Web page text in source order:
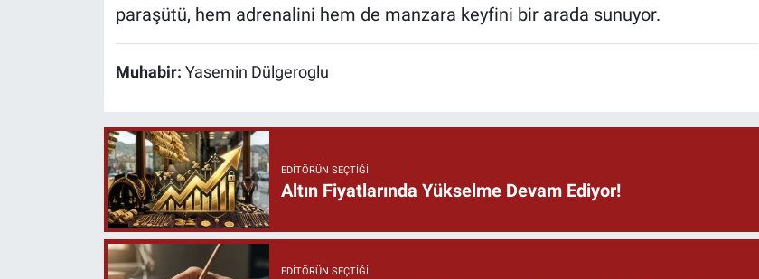
paraşütü, hem adrenalini hem de manzara keyfini bir arada sunuyor.
Muhabir: Yasemin Dülgeroglu
EDITÖRÜN SEÇTIĞI
Altın Fiyatlarında Yükselme Devam Ediyor!
EDITÖRÜN SEÇTIĞI